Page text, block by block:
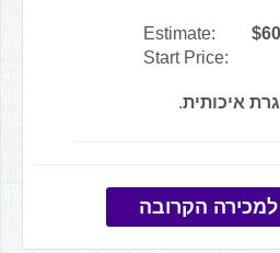
Estimate:
Start Price:
איכותית.
הקרובה